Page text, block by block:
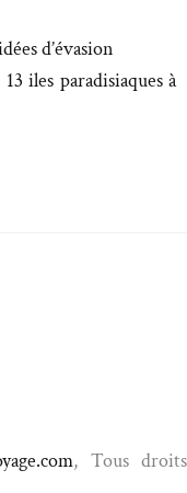
d’évasion
iles paradisiaques à
, Tous droits